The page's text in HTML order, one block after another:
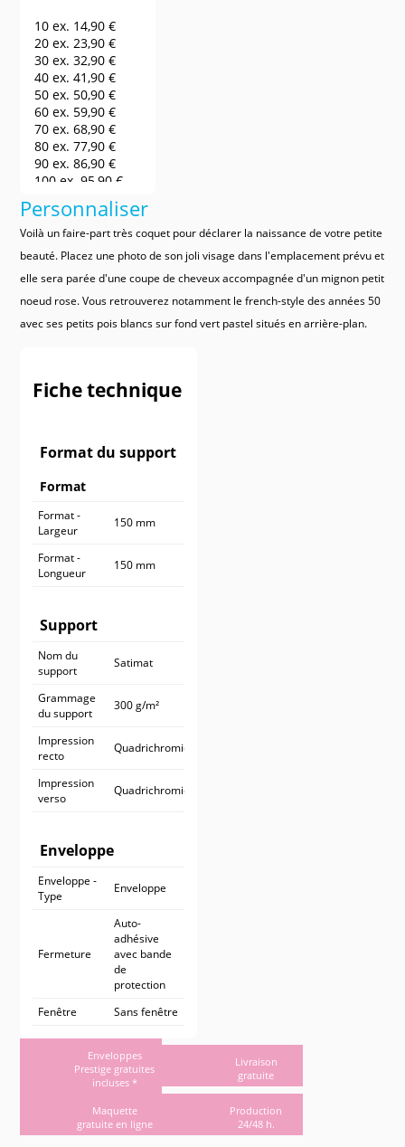
10 ex. 14,90 €
20 ex.23,90 €
30 ex.32,90 €
40 ex.41,90 €
50 ex. 50,90 €
60 ex. 59,90 €
70 ex.68,90 €
80 ex.77,90 €
90 ex.86,90 €
100 ex.95,90 €
140,90 €
200 ex.185,90 €
250 ex.230,90 €
300 ex.
275,90 €
320,90 €
500 ex.365,90 €
600 ex.410,90 €
700 ex.455,90 €
800 ex.
500,90 €
Personnaliser
Voilà un faire-part très coquet pour déclarer la naissance de votre petite
beauté. Placez une photo de son joli visage dans l'emplacement prévu et
elle sera parée d'une coupe de cheveux accompagnée d'un mignon petit
noeud rose. Vous retrouverez notamment le french-style des années 50
avec ses petits pois blancs sur fond vert pastel situés en arrière-plan.
Fiche technique
Format du support
Format
Format -
Largeur
150 mm
Format -
Longueur
150 mm
Support
Nom du
support
Satimat
Grammage
du support
300 g/m²
Impression
recto
Quadrichromie
Impression
verso
Quadrichromie
Enveloppe
Enveloppe -
Type
Enveloppe
Fermeture
Auto-
adhésive
avec bande
de
protection
Fenêtre
Sans fenêtre
Enveloppes
Prestige gratuites
incluses *
Livraison
gratuite
Maquette
gratuite en ligne
Production
24/48 h.